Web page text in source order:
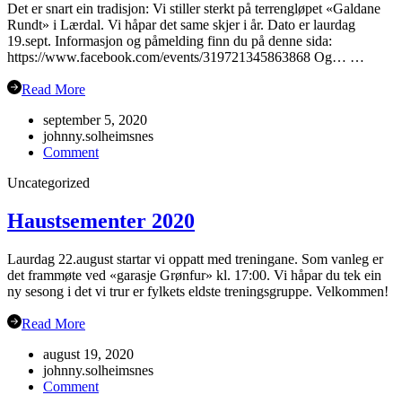
Det er snart ein tradisjon: Vi stiller sterkt på terrengløpet «Galdane
Rundt» i Lærdal. Vi håpar det same skjer i år. Dato er laurdag
19.sept. Informasjon og påmelding finn du på denne sida:
https://www.facebook.com/events/319721345863868 Og… …
Read More
september 5, 2020
johnny.solheimsnes
Commenton
19.sept
Uncategorized
Haustsementer 2020
Laurdag 22.august startar vi oppatt med treningane. Som vanleg er
det frammøte ved «garasje Grønfur» kl. 17:00. Vi håpar du tek ein
ny sesong i det vi trur er fylkets eldste treningsgruppe. Velkommen!
Read More
august 19, 2020
johnny.solheimsnes
Commenton